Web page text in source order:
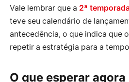
Vale lembrar que a 2ª
teve seu calendário de
antecedência, o que indica que
repetir a estratégia para a
O que esperar agora